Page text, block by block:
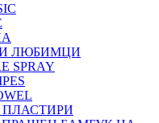
ЛЮБИМЦИ
SPRAY